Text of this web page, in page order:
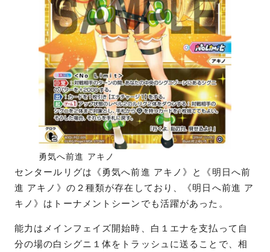
勇気へ前進 アキノ
センタールリグは《勇気へ前進 アキノ》と《明日へ前
進 アキノ》の２種類が存在しており、《明日へ前進 ア
キノ》はトーナメントシーンでも活躍があった。
能力はメインフェイズ開始時、白１エナを支払って自
分の場の白シグニ１体をトラッシュに送ることで、相